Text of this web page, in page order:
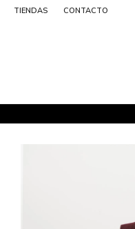
TIENDAS CONTACTO